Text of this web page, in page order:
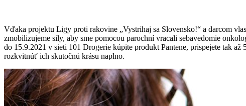
Vďaka projektu Ligy proti rakovine „Vystrihaj sa Slovensko!“ a darcom
zmobilizujeme sily, aby sme pomocou parochní vracali sebavedomie
do 15.9.2021 v sieti 101 Drogerie kúpite produkt Pantene, prispejete tak
rozkvitnúť ich skutočnú krásu naplno.